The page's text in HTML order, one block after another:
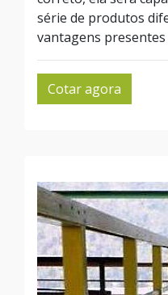
série de produtos
vantagens
Cotar agora